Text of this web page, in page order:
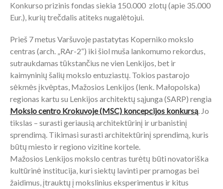
Konkurso prizinis fondas siekia 150.000 zlotų (apie 35.000
Eur.), kurių trečdalis atiteks nugalėtojui.
Prieš 7 metus Varšuvoje pastatytas Koperniko mokslo
centras (arch. „RAr-2“) iki šiol muša lankomumo rekordus,
sutraukdamas tūkstančius ne vien Lenkijos, bet ir
kaimyninių šalių mokslo entuziastų. Tokios pastarojo
sėkmės įkvėptas, Mažosios Lenkijos (lenk. Małopolska)
regionas kartu su Lenkijos architektų sąjunga (SARP) rengia
Mokslo centro Krokuvoje (MSC) koncepcijos konkursą. Jo
tikslas – surasti geriausią architektūrinį ir urbanistinį
sprendimą. Tikimasi surasti architektūrinį sprendimą, kuris
būtų miesto ir regiono vizitine kortele.
Mažosios Lenkijos mokslo centras turėtų būti novatoriška
kultūrinė institucija, kuri siektų lavinti per pramogas bei
žaidimus, įtrauktų į mokslinius eksperimentus ir kitus